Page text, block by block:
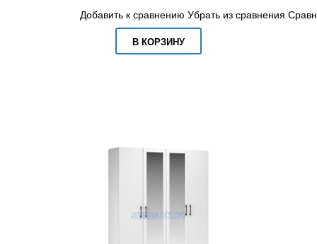
Добавить к сравнению Убрать из сравнения
В КОРЗИНУ